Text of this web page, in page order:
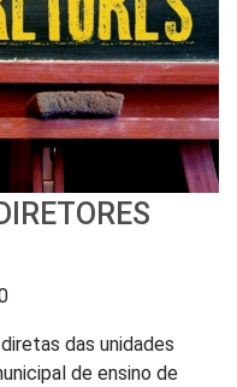
das unidades
de ensino de